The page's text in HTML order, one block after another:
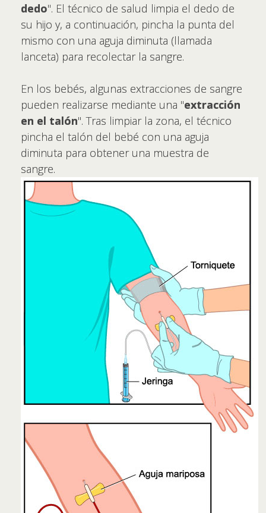
dedo". El técnico de salud limpia el dedo de
su hijo y, a continuación, pincha la punta del
mismo con una aguja diminuta (llamada
lanceta) para recolectar la sangre.
En los bebés, algunas extracciones de sangre
pueden realizarse mediante una "extracción
en el talón". Tras limpiar la zona, el técnico
pincha el talón del bebé con una aguja
diminuta para obtener una muestra de
sangre.